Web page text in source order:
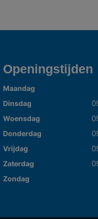
Openingstijden
Maandag
Dinsdag
Woensdag
Donderdag
Vrijdag
Zaterdag
Zondag